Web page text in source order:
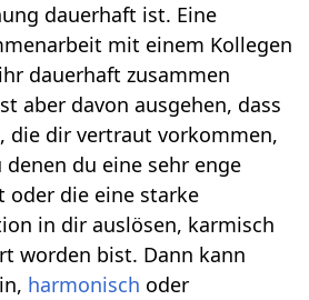
dauerhaft ist. Eine
mit einem Kollegen
dauerhaft zusammen
aber davon ausgehen, dass
die dir vertraut vorkommen,
du eine sehr enge
oder die eine starke
in dir auslösen, karmisch
worden bist. Dann kann
harmonisch oder